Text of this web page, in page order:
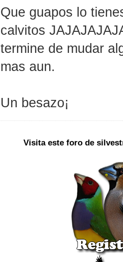
Que guapos lo
calvitos
termine de mudar
mas aun.
Un besazo¡
Visita este foro de